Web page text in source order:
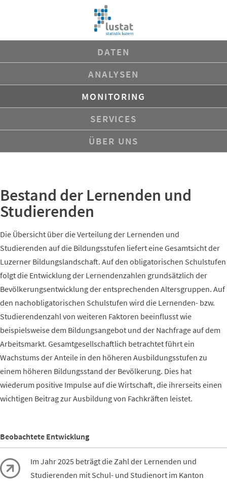
DATEN
ANALYSEN
MONITORING
SERVICES
ÜBER UNS
Bestand der Lernenden und
Studierenden
Die Übersicht über die Verteilung der Lernenden und
Studierenden auf die Bildungsstufen liefert eine Gesamtsicht der
Luzerner Bildungslandschaft. Auf den obligatorischen Schulstufen
folgt die Entwicklung der Lernendenzahlen grundsätzlich der
Bevölkerungsentwicklung der entsprechenden Altersgruppen. Auf
den nachobligatorischen Schulstufen wird die Lernenden- bzw.
Studierendenzahl von weiteren Faktoren beeinflusst wie
beispielsweise dem Bildungsangebot und der Nachfrage auf dem
Arbeitsmarkt. Gesamtgesellschaftlich betrachtet führt ein
Wachstums der Anteile in den höheren Ausbildungsstufen zu
einem höheren Bildungsstand der Bevölkerung. Dies hat
wiederum positive Impulse auf die Wirtschaft, die ihrerseits einen
wichtigen Beitrag zur Ausbildung von Fachkräften leistet.
Beobachtete Entwicklung
Im Jahr 2025 beträgt die Zahl der Lernenden und
Studierenden mit Schul- und Studienort im Kanton